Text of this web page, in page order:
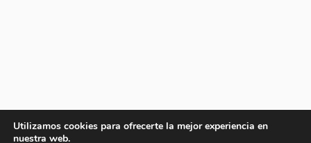
Utilizamos cookies para ofrecerte la mejor experiencia en
nuestra web.